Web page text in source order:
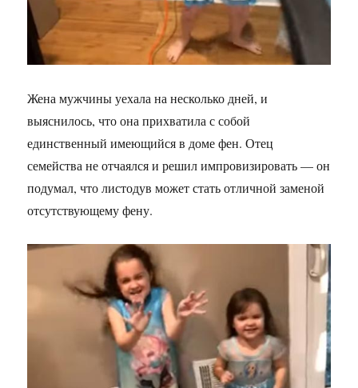
Жена мужчины уехала на несколько дней, и
выяснилось, что она прихватила с собой
единственный имеющийся в доме фен. Отец
семейства не отчаялся и решил импровизировать — он
подумал, что листодув может стать отличной заменой
отсутствующему фену.